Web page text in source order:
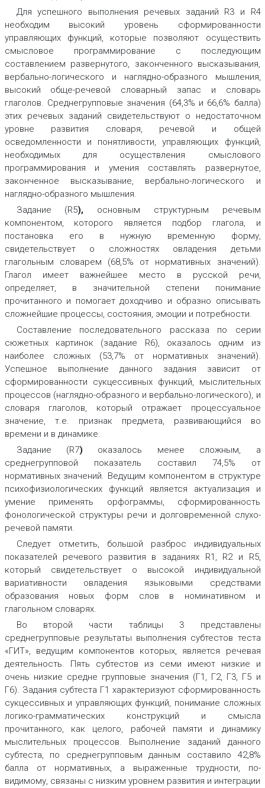
Для успешного выполнения речевых заданий R3 и R4
необходим высокий уровень сформированности
управляющих функций, которые позволяют осуществить
смысловое программирование с последующим
составлением развернутого, законченного высказывания,
вербально-логического и наглядно-образного мышления,
высокий обще-речевой словарный запас и словарь
глаголов. Среднегрупповые значения (64,3% и 66,6% балла)
этих речевых заданий свидетельствуют о недостаточном
уровне развития словаря, речевой и общей
осведомленности и понятливости, управляющих функций,
необходимых для осуществления смыслового
программирования и умения составлять развернутое,
законченное высказывание, вербально-логического и
наглядно-образного мышления.
Задание (R5), основным структурным речевым
компонентом, которого является подбор глагола, и
постановка его в нужную временную форму,
свидетельствует о сложностях овладения детьми
глагольным словарем (68,5% от нормативных значений).
Глагол имеет важнейшее место в русской речи,
определяет, в значительной степени понимание
прочитанного и помогает доходчиво и образно описывать
сложнейшие процессы, состояния, эмоции и потребности.
Составление последовательного рассказа по серии
сюжетных картинок (задание R6), оказалось одним из
наиболее сложных (53,7% от нормативных значений).
Успешное выполнение данного задания зависит от
сформированности сукцессивных функций, мыслительных
процессов (наглядно-образного и вербально-логического), и
словаря глаголов, который отражает процессуальное
значение, т.е. признак предмета, развивающийся во
времени и в динамике.
Задание (R7) оказалось менее сложным, а
среднегрупповой показатель составил 74,5% от
нормативных значений. Ведущим компонентом в структуре
психофизиологических функций является актуализация и
умение применять орфограммы, сформированность
фонологической структуры речи и долговременной слухо-
речевой памяти.
Следует отметить, большой разброс индивидуальных
показателей речевого развития в заданиях R1, R2 и R5,
который свидетельствует о высокой индивидуальной
вариативности овладения языковыми средствами
образования новых форм слов в номинативном и
глагольном словарях.
Во второй части таблицы 3 представлены
среднегрупповые результаты выполнения субтестов теста
«ГИТ», ведущим компонентов которых, является речевая
деятельность. Пять субтестов из семи имеют низкие и
очень низкие средне групповые значения (Г1, Г2, Г3, Г5 и
Г6). Задания субтеста Г1 характеризуют сформированность
сукцессивных и управляющих функций, понимание сложных
логико-грамматических конструкций и смысла
прочитанного, как целого, рабочей памяти и динамику
мыслительных процессов. Выполнение заданий данного
субтеста, по среднегрупповым данным составило 42,8%
балла от нормативных, а выраженные трудности, по-
видимому, связаны с низким уровнем развития и интеграции